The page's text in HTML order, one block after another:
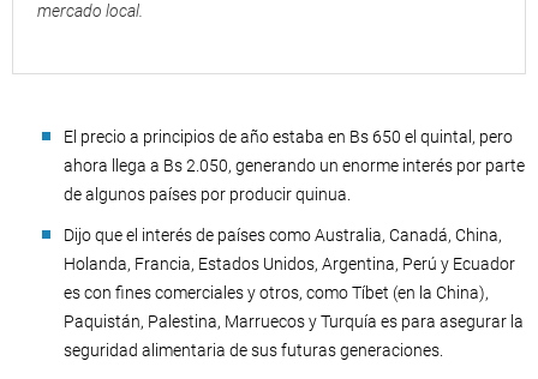
mercado local.
El precio a principios de año estaba en Bs 650 el quintal, pero
ahora llega a Bs 2.050, generando un enorme interés por parte
de algunos países por producir quinua.
Dijo que el interés de países como Australia, Canadá, China,
Holanda, Francia, Estados Unidos, Argentina, Perú y Ecuador
es con fines comerciales y otros, como Tíbet (en la China),
Paquistán, Palestina, Marruecos y Turquía es para asegurar la
seguridad alimentaria de sus futuras generaciones.